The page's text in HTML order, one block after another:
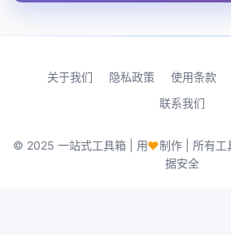
关于我们 隐私政策 使用条款
联系我们
© 2025 一站式工具箱 | 用♥制作 | 所有工
据安全